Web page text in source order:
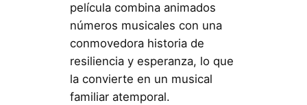
película combina animados
números musicales con una
conmovedora historia de
resiliencia y esperanza, lo que
la convierte en un musical
familiar atemporal.